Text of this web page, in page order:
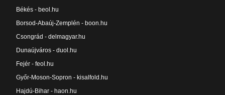
Békés - beol.hu
Borsod-Abaúj-Zemplén - boon.hu
Csongrád - delmagyar.hu
Dunaújváros - duol.hu
Fejér - feol.hu
Győr-Moson-Sopron - kisalfold.hu
Hajdú-Bihar - haon.hu